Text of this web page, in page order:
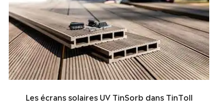
Les écrans solaires UV TinSorb dans TinToll